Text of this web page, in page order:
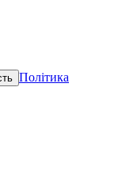
Політика